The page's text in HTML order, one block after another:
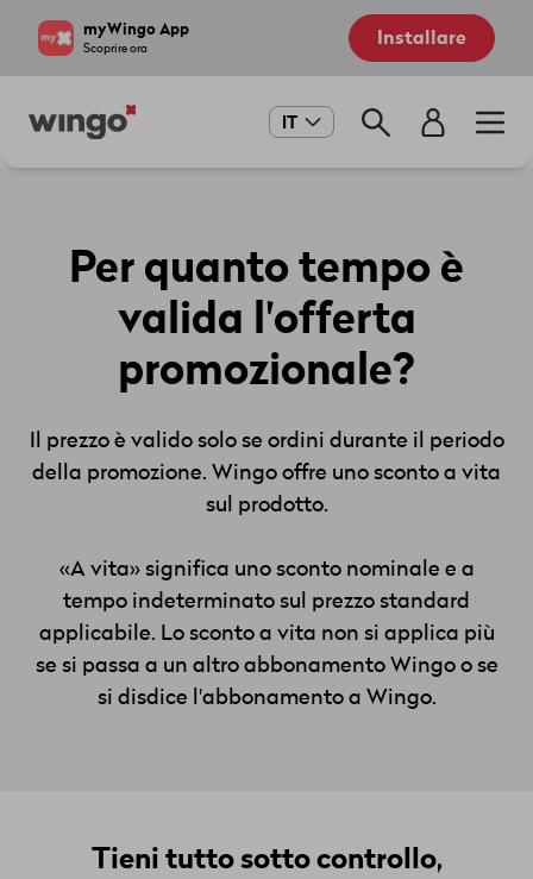
myWingo App
Scoprire ora Installare
Main
IT
Per quanto tempo è
valida l'offerta
promozionale?
Il prezzo è valido solo se ordini durante il periodo
della promozione. Wingo offre uno sconto a vita
sul prodotto.
«A vita» significa uno sconto nominale e a
tempo indeterminato sul prezzo standard
applicabile. Lo sconto a vita non si applica più
se si passa a un altro abbonamento Wingo o se
si disdice l'abbonamento a Wingo.
Tieni tutto sotto controllo,